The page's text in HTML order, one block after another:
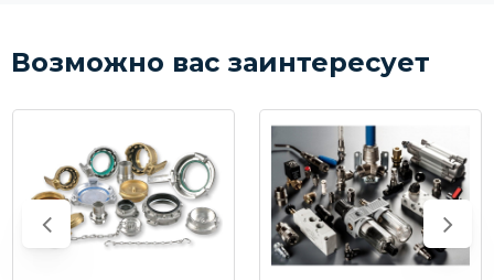
Возможно вас заинтересует